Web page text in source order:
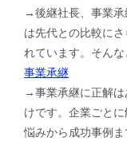
→後継社長、事業承
は先代との比較に
れています。そん
事業承継
→事業承継に正解は
けです。企業ごと
悩みから成功事例